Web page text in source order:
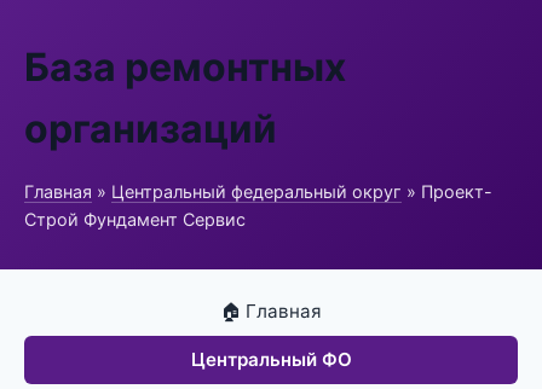
База ремонтных
организаций
Главная » Центральный федеральный округ » Проект-
Строй Фундамент Сервис
🏠 Главная
Центральный ФО